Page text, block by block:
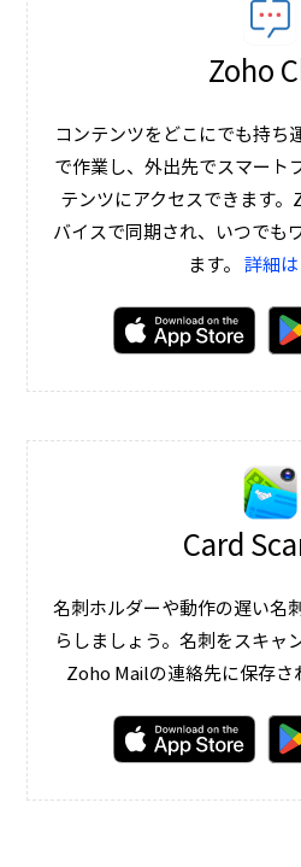
Zoho
コンテンツをどこにでも持ち
で作業し、外出先でスマート
テンツにアクセスできます
バイスで同期され、いつでも
ます。 詳細
Card
名刺ホルダーや動作の遅い名
らしましょう。名刺をスキャ
Zoho Mailの連絡先に保存さ